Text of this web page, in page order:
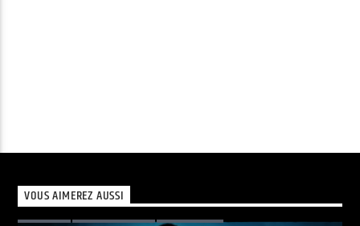
VOUS AIMEREZ AUSSI